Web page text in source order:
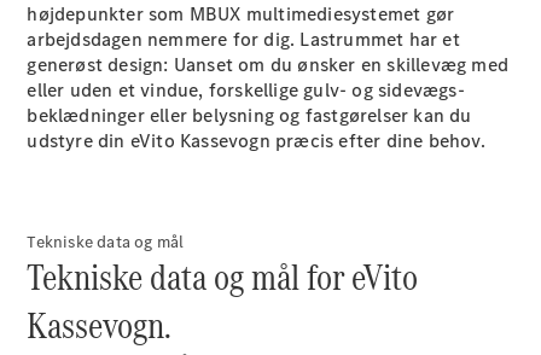
Alle eVito
eVito
Konfigurator
Showroom
højdepunkter som MBUX multimediesystemet gør
arbejdsdagen nemmere for dig. Lastrummet har et
generøst design: Uanset om du ønsker enskillevæg med
eller uden et vindue, forskellige gulv- og sidevægs-
beklædningereller belysningog fastgørelser kan du
udstyre din eVito Kassevogn præcis efter dine behov.
Tekniske data og mål
Tekniske data og mål for eVito
Kassevogn.